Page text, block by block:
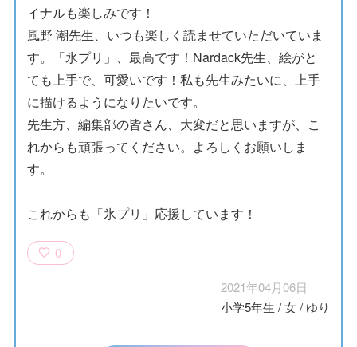
イナルも楽しみです！
風野 潮先生、いつも楽しく読ませていただいていま
す。「氷プリ」、最高です！Nardack先生、絵がと
ても上手で、可愛いです！私も先生みたいに、上手
に描けるようになりたいです。
先生方、編集部の皆さん、大変だと思いますが、こ
れからも頑張ってください。よろしくお願いしま
す。
これからも「氷プリ」応援しています！
0
2021年04月06日
小学5年生 /女/ ゆり